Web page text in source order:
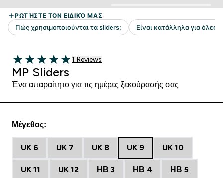
5 out of 5 stars
1 customer reviews
1 Reviews
MP Sliders
Ένα απαραίτητο για τις ημέρες ξεκούρασής σας
Μέγεθος:
UK 6 UK 7 UK 8 UK 9 UK 10
UK 11 UK 12 ΗΒ 3 ΗΒ 4 ΗΒ 5